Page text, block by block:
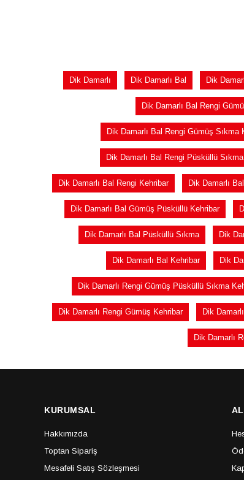
Dik Damarlı Dik Damarlı Bal Dik
Dik Damarlı Bal Rengi
Dik Damarlı Bal Rengi Gümüş Sıkma
Dik Damarlı Bal Rengi Püsküllü
Dik Damarlı Bal Rengi Kehribar Dik Damarlı
Dik Damarlı Bal Gümüş Püsküllü Kehribar
Dik Damarlı Bal Püsküllü Sıkma Dik
Dik Damarlı Bal Kehribar Dik
Dik Damarlı Rengi Gümüş Püsküllü Sıkma
Dik Damarlı Rengi Gümüş Kehribar Dik
Dik Damarlı
KURUMSAL
Hakkımızda
Toptan Sipariş
Mesafeli Satış Sözleşmesi